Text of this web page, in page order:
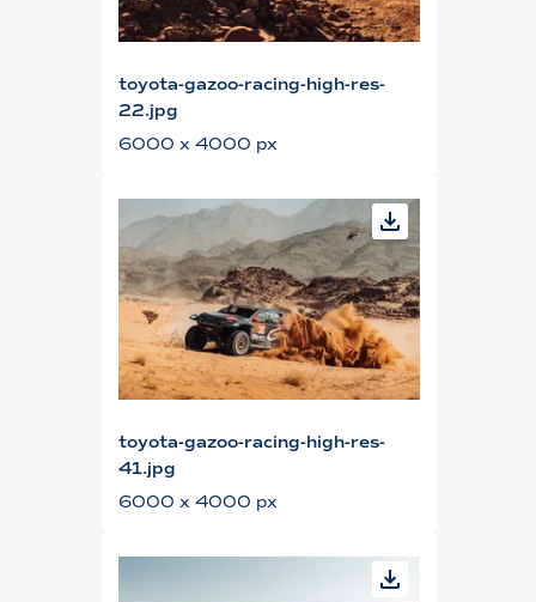
toyota-gazoo-racing-high-res-
22.jpg
6000 x 4000 px
toyota-gazoo-racing-high-res-
41.jpg
6000 x 4000 px